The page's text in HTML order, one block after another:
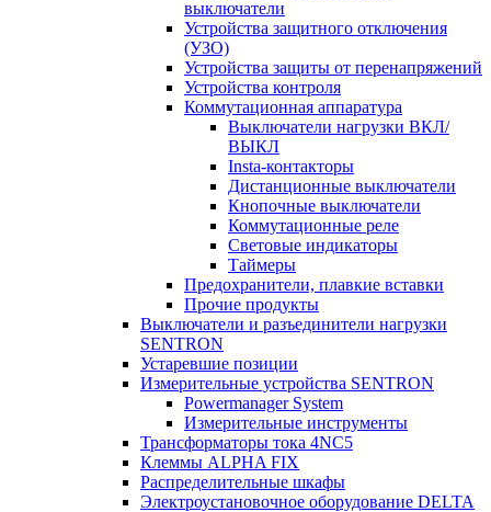
выключатели
Устройства защитного отключения
(УЗО)
Устройства защиты от перенапряжений
Устройства контроля
Коммутационная аппаратура
Выключатели нагрузки ВКЛ/
ВЫКЛ
Insta-контакторы
Дистанционные выключатели
Кнопочные выключатели
Коммутационные реле
Световые индикаторы
Таймеры
Предохранители, плавкие вставки
Прочие продукты
Выключатели и разъединители нагрузки
SENTRON
Устаревшие позиции
Измерительные устройства SENTRON
Powermanager System
Измерительные инструменты
Трансформаторы тока 4NC5
Клеммы ALPHA FIX
Распределительные шкафы
Электроустановочное оборудование DELTA